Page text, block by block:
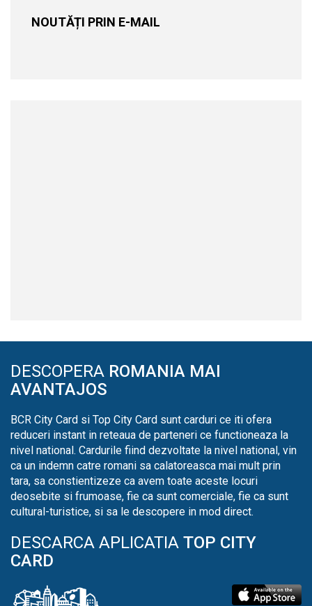
NOUTĂȚI PRIN E-MAIL
DESCOPERA ROMANIA MAI
AVANTAJOS
BCR City Card si Top City Card sunt carduri ce iti ofera
reduceri instant in reteaua de parteneri ce functioneaza la
nivel national. Cardurile fiind dezvoltate la nivel national, vin
ca un indemn catre romani sa calatoreasca mai mult prin
tara, sa constientizeze ca avem toate aceste locuri
deosebite si frumoase, fie ca sunt comerciale, fie ca sunt
cultural-turistice, si sa le descopere in mod direct.
DESCARCA APLICATIA TOP CITY
CARD